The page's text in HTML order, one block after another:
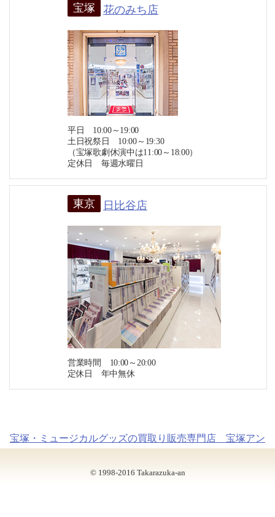
宝塚 花のみち店
平日 10:00～19:00
土日祝祭日 10:00～19:30
（宝塚歌劇休演中は11:00～18:00）
定休日 毎週水曜日
東京 日比谷店
営業時間 10:00～20:00
定休日 年中無休
宝塚・ミュージカルグッズの買取り販売専門店 宝塚アン
© 1998-2016 Takarazuka-an